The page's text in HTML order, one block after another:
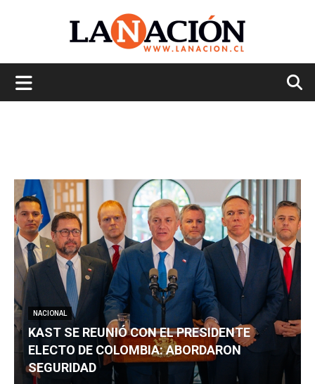
NACIONAL
KAST SE REUNIÓ CON EL PRESIDENTE
ELECTO DE COLOMBIA: ABORDARON
SEGURIDAD